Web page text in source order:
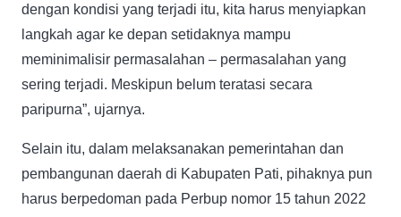
dengan kondisi yang terjadi itu, kita harus menyiapkan
langkah agar ke depan setidaknya mampu
meminimalisir permasalahan – permasalahan yang
sering terjadi. Meskipun belum teratasi secara
paripurna”, ujarnya.
Selain itu, dalam melaksanakan pemerintahan dan
pembangunan daerah di Kabupaten Pati, pihaknya pun
harus berpedoman pada Perbup nomor 15 tahun 2022